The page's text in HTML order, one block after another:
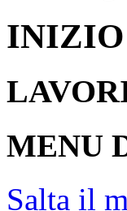
INIZIO
MENU
Salta il